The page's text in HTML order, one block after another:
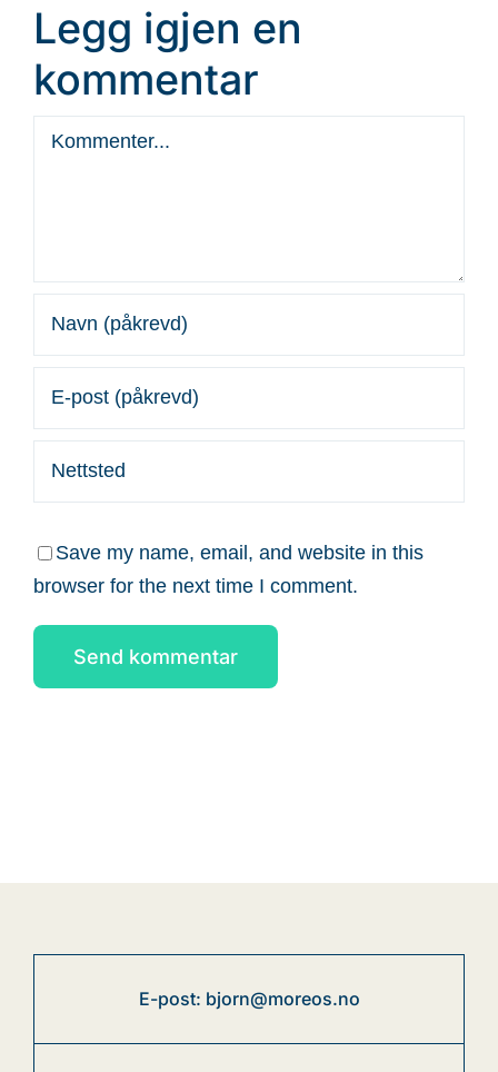
Legg igjen en
kommentar
Kommentar
Save my name, email, and website in this
browser for the next time I comment.
E-post: bjorn@moreos.no